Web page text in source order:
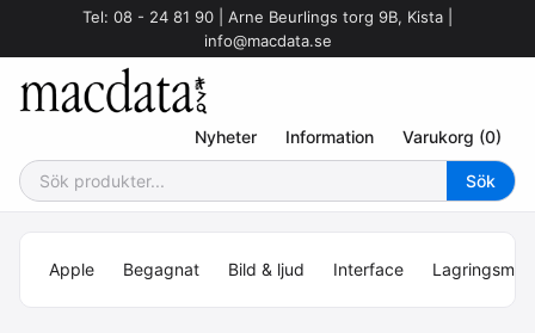
Tel: 08 - 24 81 90 | Arne Beurlings torg 9B, Kista |
info@macdata.se
Nyheter Information Varukorg (0)
Apple Begagnat Bild & ljud Interface